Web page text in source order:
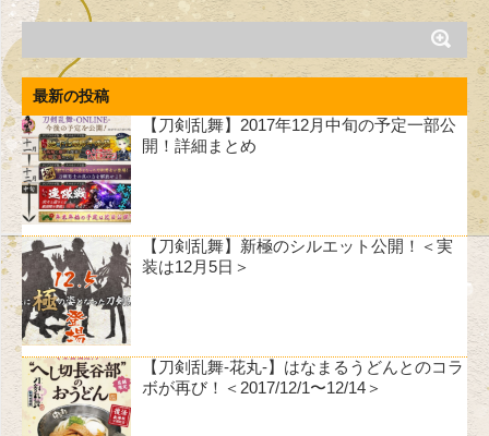
最新の投稿
【刀剣乱舞】2017年12月中旬の予定一部公
開！詳細まとめ
【刀剣乱舞】新極のシルエット公開！＜実
装は12月5日＞
【刀剣乱舞-花丸-】はなまるうどんとのコラ
ボが再び！＜2017/12/1〜12/14＞